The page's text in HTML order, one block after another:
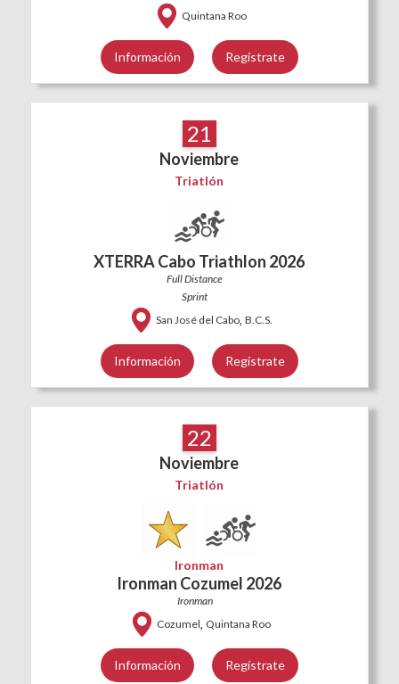
Quintana Roo
Información Regístrate
21
Noviembre
Triatlón
XTERRA Cabo Triathlon 2026
Full Distance
Sprint
San José del Cabo, B.C.S.
Información Regístrate
22
Noviembre
Triatlón
Ironman
Ironman Cozumel 2026
Ironman
Cozumel, Quintana Roo
Información Regístrate